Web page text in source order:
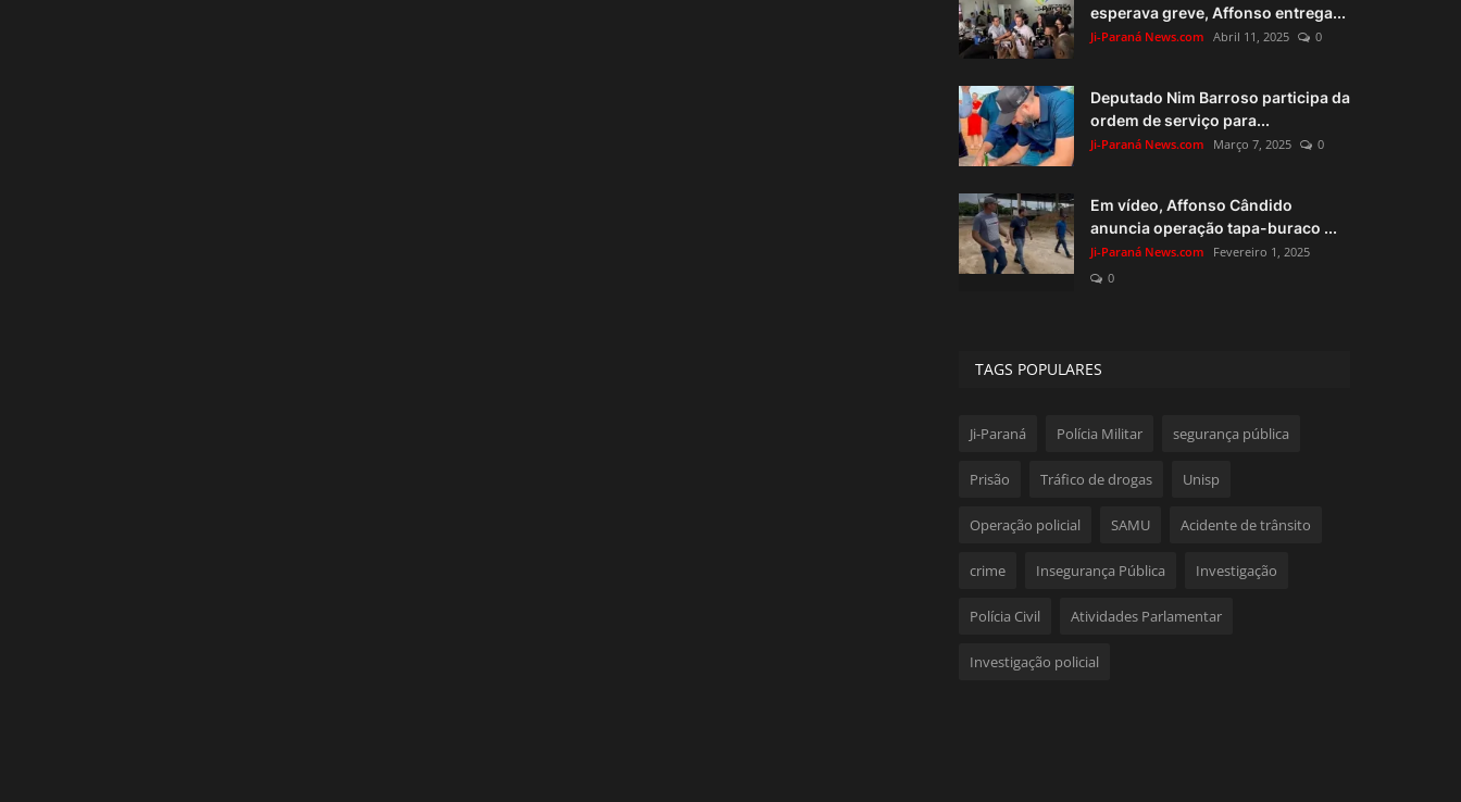
esperava greve, Affonso entrega...
Ji-Paraná News.com Abril 11, 2025 0
Deputado Nim Barroso participa da
ordem de serviço para...
Ji-Paraná News.com Março 7, 2025 0
Em vídeo, Affonso Cândido
anuncia operação tapa-buraco ...
Ji-Paraná News.com
Fevereiro 1, 2025
0
TAGS POPULARES
Ji-Paraná Polícia Militar segurança pública
Prisão Tráfico de drogas Unisp
Operação policial SAMU Acidente de trânsito
crime Insegurança Pública Investigação
Polícia Civil Atividades Parlamentar
Investigação policial